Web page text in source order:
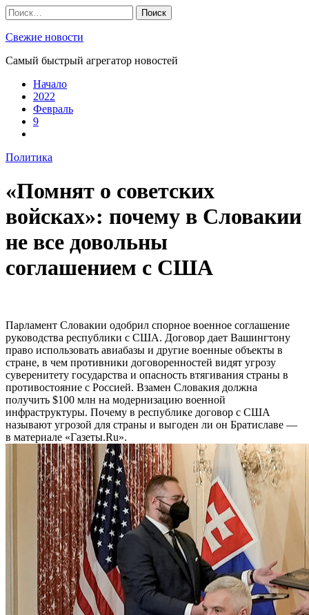
Skip
to
content
Найти:
Свежие новости
Самый быстрый агрегатор новостей
Начало
2022
Февраль
9
Политика
«Помнят о советских
войсках»: почему в Словакии
не все довольны
соглашением с США
Парламент Словакии одобрил спорное военное соглашение
руководства республики с США. Договор дает Вашингтону
право использовать авиабазы и другие военные объекты в
стране, в чем противники договоренностей видят угрозу
суверенитету государства и опасность втягивания страны в
противостояние с Россией. Взамен Словакия должна
получить $100 млн на модернизацию военной
инфраструктуры. Почему в республике договор с США
называют угрозой для страны и выгоден ли он Братиславе —
в материале «Газеты.Ru».